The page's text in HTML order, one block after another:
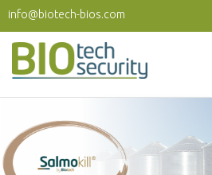
Pasar al contenido principal
info@biotech-bios.com